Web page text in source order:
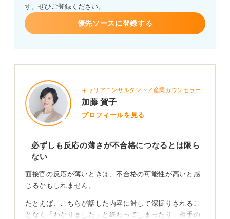
す。ぜひご登録ください。
優先ソースに登録する
キャリアコンサルタント／産業カウンセラー
加藤 賀子
プロフィールを見る
必ずしも反応の薄さが不合格につなるとは限ら
ない
面接官の反応が薄いときは、不合格の可能性が高いと感
じるかもしれません。
たとえば、こちらが話した内容に対して深掘りされるこ
となく「わかりました」と終わってしまったり、相手の